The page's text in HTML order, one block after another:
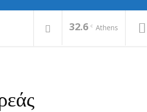
32.6 C Athens